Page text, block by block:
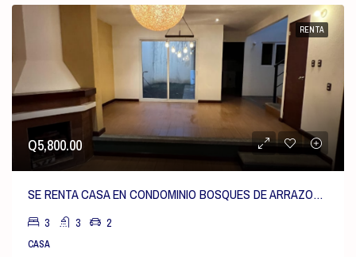
RENTA
Q5,800.00
SE RENTA CASA EN CONDOMINIO BOSQUES DE ARRAZOLA, Km 18.5 OLMECA EN CAES
3 3 2
CASA